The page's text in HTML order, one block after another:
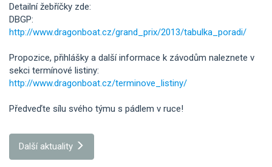
Detailní žebříčky zde:
DBGP:
http://www.dragonboat.cz/grand_prix/2013/tabulka_poradi/
Propozice, přihlášky a další informace k závodům naleznete v
sekci termínové listiny:
http://www.dragonboat.cz/terminove_listiny/
Předveďte sílu svého týmu s pádlem v ruce!
Další aktuality